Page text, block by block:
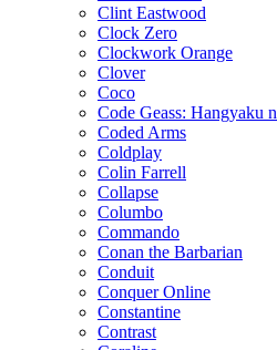
Clint Eastwood
Clock Zero
Clockwork Orange
Clover
Coco
Code Geass: Hangyaku
Coded Arms
Coldplay
Colin Farrell
Collapse
Columbo
Commando
Conan the Barbarian
Conduit
Conquer Online
Constantine
Contrast